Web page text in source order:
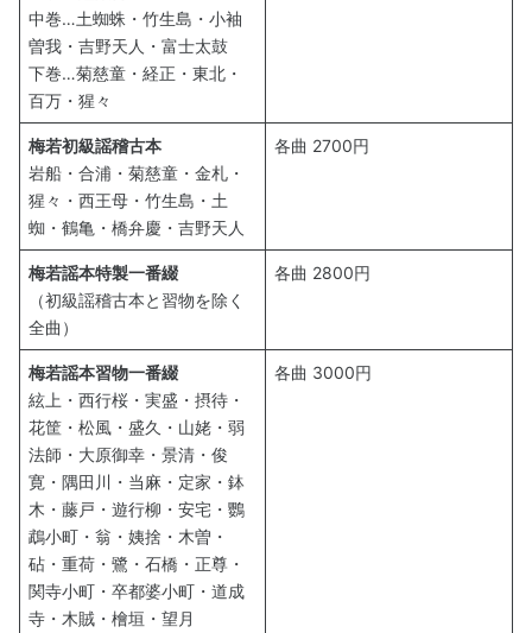
中巻…土蜘蛛・竹生島・小袖
曽我・吉野天人・富士太鼓
下巻…菊慈童・経正・東北・
百万・猩々
梅若初級謡稽古本
岩船・合浦・菊慈童・金札・
猩々・西王母・竹生島・土
蜘・鶴亀・橋弁慶・吉野天人
各曲 2700円
梅若謡本特製一番綴
（初級謡稽古本と習物を除く
全曲）
各曲 2800円
梅若謡本習物一番綴
絃上・西行桜・実盛・摂待・
花筐・松風・盛久・山姥・弱
法師・大原御幸・景清・俊
寛・隅田川・当麻・定家・鉢
木・藤戸・遊行柳・安宅・鸚
鵡小町・翁・姨捨・木曽・
砧・重荷・鷺・石橋・正尊・
関寺小町・卒都婆小町・道成
寺・木賊・檜垣・望月
各曲 3000円